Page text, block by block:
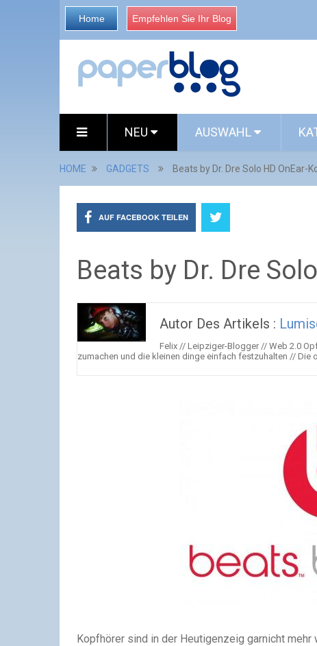
Home Empfehlen Sie Ihr Blog
NEU AUSWAHL
HOME GADGETS Beats by Dr. Dre Solo HD OnEar-
AUF FACEBOOK TEILEN
Beats by Dr. Dre
Autor Des Artikels :
Felix // Leipziger-Blogger // Web 2.0
zumachen und die kleinen dinge einfach festzuhalten //
Kopfhörer sind in der Heutigenzeig garnicht